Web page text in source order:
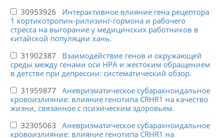
30953926 Интерактивное влияние гена рецептора
1 кортикотропин-рилизинг-гормона и рабочего
стресса на выгорание у медицинских работников в
китайской популяции хань.
31902387 Взаимодействие генов и окружающей
среды между генами оси HPA и жестоким обращением
в детстве при депрессии: систематический обзор.
31959877 Аневризматическое субарахноидальное
кровоизлияние: влияние генотипа CRHR1 на качество
жизни, связанное с психическим здоровьем.
32305063 Аневризматическое субарахноидальное
кровоизлияние: влияние генотипа CRHR1 на